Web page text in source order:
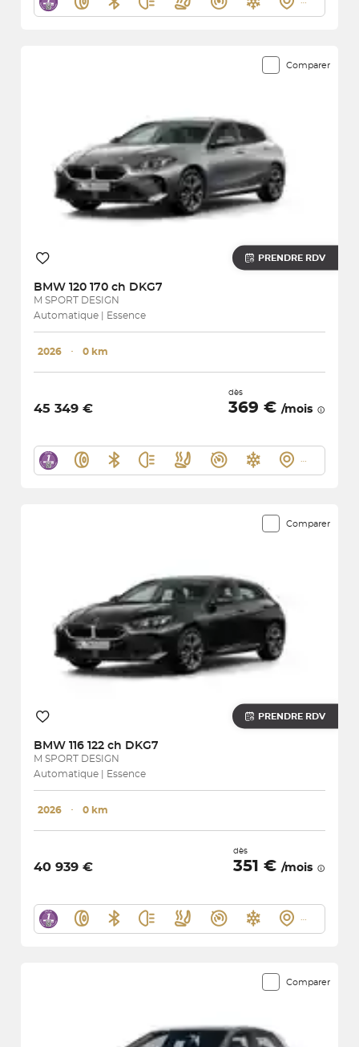
Comparer
PRENDRE RDV
BMW 120 170 ch DKG7
M SPORT DESIGN
Automatique | Essence
2026 ･ 0 km
45 349 €
dès
369 € /mois
Comparer
PRENDRE RDV
BMW 116 122 ch DKG7
M SPORT DESIGN
Automatique | Essence
2026 ･ 0 km
40 939 €
dès
351 € /mois
Comparer